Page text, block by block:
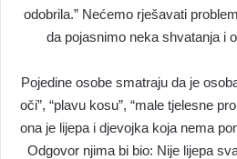
odobrila.” Nećemo rješavati
da pojasnimo neka shvatanja i
Pojedine osobe smatraju da je
oči”, “plavu kosu”, “male tjelesne
ona je lijepa i djevojka koja nema
Odgovor njima bi bio: Nije lijepa